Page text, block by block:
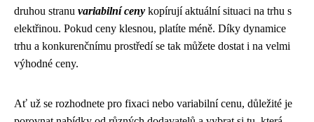
druhou stranu variabilní ceny kopírují aktuální situaci na trhu s
elektřinou. Pokud ceny klesnou, platíte méně. Díky dynamice
trhu a konkurenčnímu prostředí se tak můžete dostat i na velmi
výhodné ceny.
Ať už se rozhodnete pro fixaci nebo variabilní cenu, důležité je